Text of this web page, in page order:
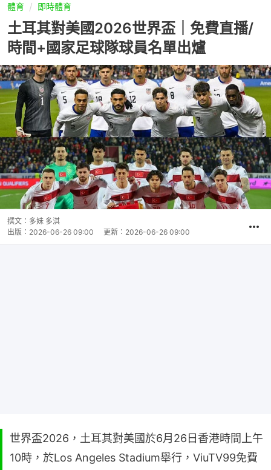
體育 即時體育
土耳其對美國2026世界盃｜免費直播/
時間+國家足球隊球員名單出爐
撰文： 多妹 多淇
出版： 2026-06-26 09:00 更新： 2026-06-26 09:00
世界盃2026，土耳其對美國於6月26日香港時間上午
10時，於Los Angeles Stadium舉行，ViuTV99免費